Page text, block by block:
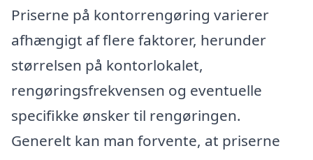
Priserne på kontorrengøring varierer
afhængigt af flere faktorer, herunder
størrelsen på kontorlokalet,
rengøringsfrekvensen og eventuelle
specifikke ønsker til rengøringen.
Generelt kan man forvente, at priserne